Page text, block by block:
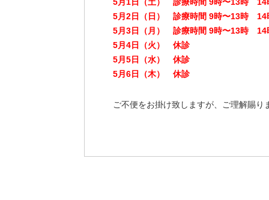
5月2日（日） 診療時間 9時〜13時 14
5月3日（月） 診療時間 9時〜13時 14
5月4日（火） 休診
5月5日（水） 休診
5月6日（木） 休診
ご不便をお掛け致しますが、ご理解賜り